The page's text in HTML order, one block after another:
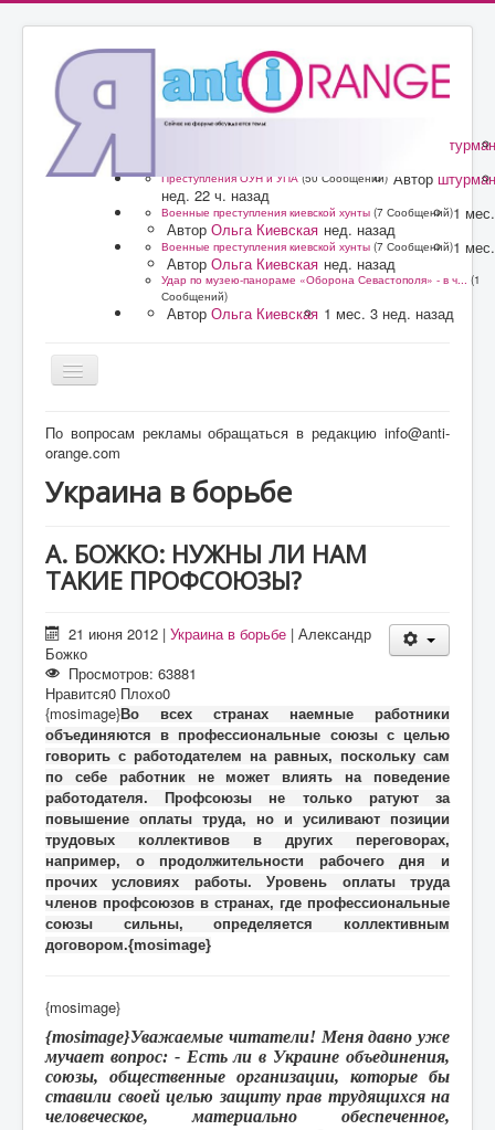
штурман
Преступления ОУН и УПА (50 Сообщений) Автор штурман
нед. 22 ч. назад
Военные преступления киевской хунты (7 Сообщений)
Автор Ольга Киевская
1
нед. назад
Военные преступления киевской хунты (7 Сообщений)
Автор Ольга Киевская
1
нед. назад
Удар по музею-панораме «Оборона Севастополя» - в ч...
(1
Сообщений)
Автор Ольга Киевская 1 мес. 3 нед. назад
Форум
О проекте
Литература
По вопросам рекламы обращаться в редакцию info@anti-
orange.com
Украина в борьбе
А. БОЖКО: НУЖНЫ ЛИ НАМ
ТАКИЕ ПРОФСОЮЗЫ?
21 июня 2012 |Украина в борьбе |Александр
Божко
Просмотров: 63881
Нравится0 Плохо0
{mosimage}Во всех странах наемные работники
объединяются в профессиональные союзы с целью
говорить с работодателем на равных, поскольку сам
по себе работник не может влиять на поведение
работодателя. Профсоюзы не только ратуют за
повышение оплаты труда, но и усиливают позиции
трудовых коллективов в других переговорах,
например, о продолжительности рабочего дня и
прочих условиях работы. Уровень оплаты труда
членов профсоюзов в странах, где профессиональные
союзы сильны, определяется коллективным
договором.{mosimage}
{mosimage}
{mosimage}Уважаемые читатели! Меня давно уже
мучает вопрос: - Есть ли в Украине объединения,
союзы, общественные организации, которые бы
ставили своей целью защиту прав трудящихся на
человеческое, материально обеспеченное,